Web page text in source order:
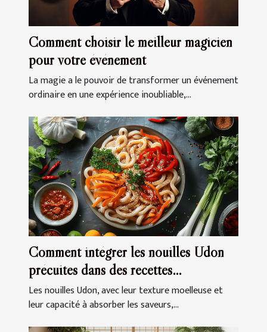
Comment choisir le meilleur magicien
pour votre événement
La magie a le pouvoir de transformer un événement
ordinaire en une expérience inoubliable,...
Comment intégrer les nouilles Udon
précuites dans des recettes
quotidiennes
Les nouilles Udon, avec leur texture moelleuse et
leur capacité à absorber les saveurs,...